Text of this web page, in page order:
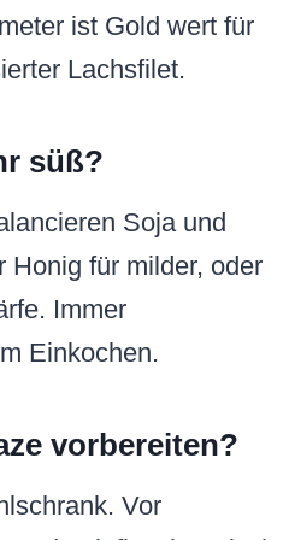
ist Gold wert für
Lachsfilet.
süß?
Soja und
Honig für milder, oder
Immer
Einkochen.
vorbereiten?
Vor